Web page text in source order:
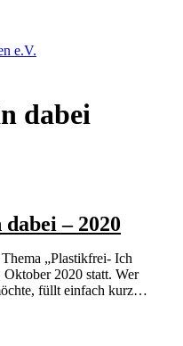
dabei
– 2020
„Plastikfrei- Ich
2020 statt. Wer
füllt einfach kurz…